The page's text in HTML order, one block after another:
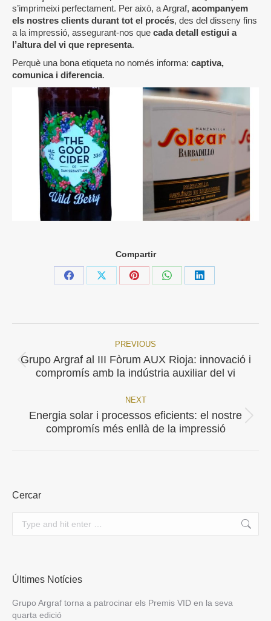
s’imprimeixi perfectament. Per això, a Argraf, acompanyem
els nostres clients durant tot el procés, des del disseny fins
a la impressió, assegurant-nos que cada detall estigui a
l’altura del vi que representa.
Perquè una bona etiqueta no només informa: captiva,
comunica i diferencia.
Compartir
Share
Share
Share
Share
Share
Post
navigation
PREVIOUS
Previous
post:
Grupo Argraf al III Fòrum AUX Rioja: innovació i
compromís amb la indústria auxiliar del vi
NEXT
Next
post:
Energia solar i processos eficients: el nostre
compromís més enllà de la impressió
Cercar
Últimes Notícies
Grupo Argraf torna a patrocinar els Premis VID en la seva
quarta edició